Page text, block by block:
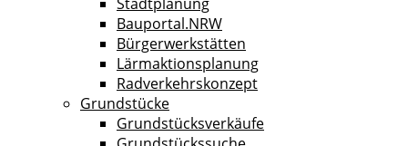
Bauportal.NRW
Bürgerwerkstätten
Lärmaktionsplanung
Radverkehrskonzept
Grundstücke
Grundstücksverkäufe